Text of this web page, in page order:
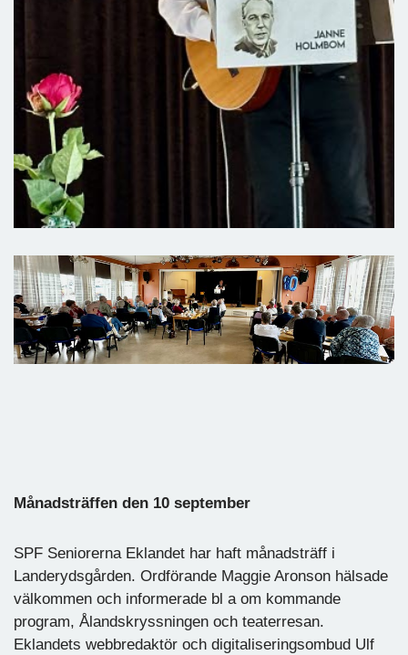
Månadsträffen den 10 september
SPF Seniorerna Eklandet har haft månadsträff i
Landerydsgården. Ordförande Maggie Aronson hälsade
välkommen och informerade bl a om kommande
program, Ålandskryssningen och teaterresan.
Eklandets webbredaktör och digitaliseringsombud Ulf